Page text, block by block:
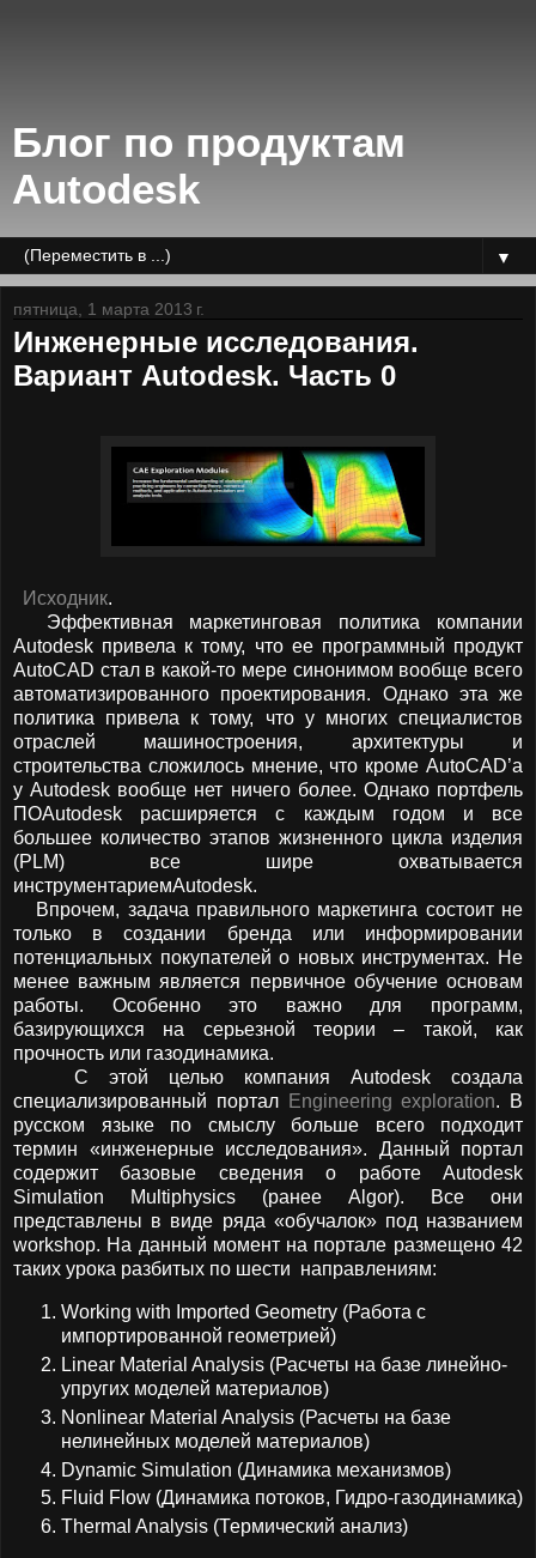
Блог по продуктам
Autodesk
▼
пятница, 1 марта 2013 г.
Инженерные исследования.
Вариант Autodesk. Часть 0
Исходник.
Эффективная маркетинговая политика компании
Autodesk привела к тому, что ее программный продукт
AutoCAD стал в какой-то мере синонимом вообще всего
автоматизированного проектирования. Однако эта же
политика привела к тому, что у многих специалистов
отраслей машиностроения, архитектуры и
строительства сложилось мнение, что кроме AutoCAD’а
у Autodesk вообще нет ничего более. Однако портфель
ПОAutodesk расширяется с каждым годом и все
большее количество этапов жизненного цикла изделия
(PLM) все шире охватывается
инструментариемAutodesk.
Впрочем, задача правильного маркетинга состоит не
только в создании бренда или информировании
потенциальных покупателей о новых инструментах. Не
менее важным является первичное обучение основам
работы. Особенно это важно для программ,
базирующихся на серьезной теории – такой, как
прочность или газодинамика.
С этой целью компания Autodesk создала
специализированный портал
Engineering exploration. В
русском языке по смыслу больше всего подходит
термин «инженерные исследования». Данный портал
содержит базовые сведения о работе Autodesk
Simulation Multiphysics (ранее Algor). Все они
представлены в виде ряда «обучалок» под названием
workshop. На данный момент на портале размещено 42
таких урока разбитых по шести направлениям:
Working with Imported Geometry (Работа с
импортированной геометрией)
Linear Material Analysis (Расчеты на базе линейно-
упругих моделей материалов)
Nonlinear Material Analysis (Расчеты на базе
нелинейных моделей материалов)
Dynamic Simulation (Динамика механизмов)
Fluid Flow (Динамика потоков, Гидро-газодинамика)
Thermal Analysis (Термический анализ)